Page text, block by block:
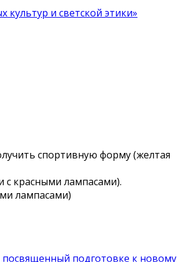
культур и светской этики»
спортивную форму (желтая
с красными лампасами).
лампасами)
посвященный подготовке к новому